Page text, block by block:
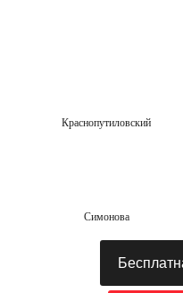
Краснопутиловский
Симонова